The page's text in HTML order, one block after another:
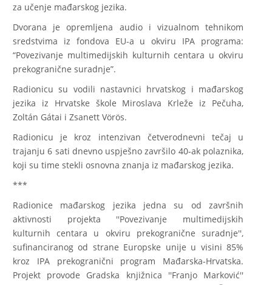
za učenje mađarskog jezika.
Dvorana je opremljena audio i vizualnom tehnikom
sredstvima iz fondova EU-a u okviru IPA programa:
“Povezivanje multimedijskih kulturnih centara u okviru
prekogranične suradnje”.
Radionicu su vodili nastavnici hrvatskog i mađarskog
jezika iz Hrvatske škole Miroslava Krleže iz Pečuha,
Zoltán Gátai i Zsanett Vörös.
Radionicu je kroz intenzivan četverodnevni tečaj u
trajanju 6 sati dnevno uspješno završilo 40-ak polaznika,
koji su time stekli osnovna znanja iz mađarskog jezika.
***
Radionice mađarskog jezika jedna su od završnih
aktivnosti projekta ''Povezivanje multimedijskih
kulturnih centara u okviru prekogranične suradnje'',
sufinanciranog od strane Europske unije u visini 85%
kroz IPA prekogranični program Mađarska-Hrvatska.
Projekt provode Gradska knjižnica ''Franjo Marković''